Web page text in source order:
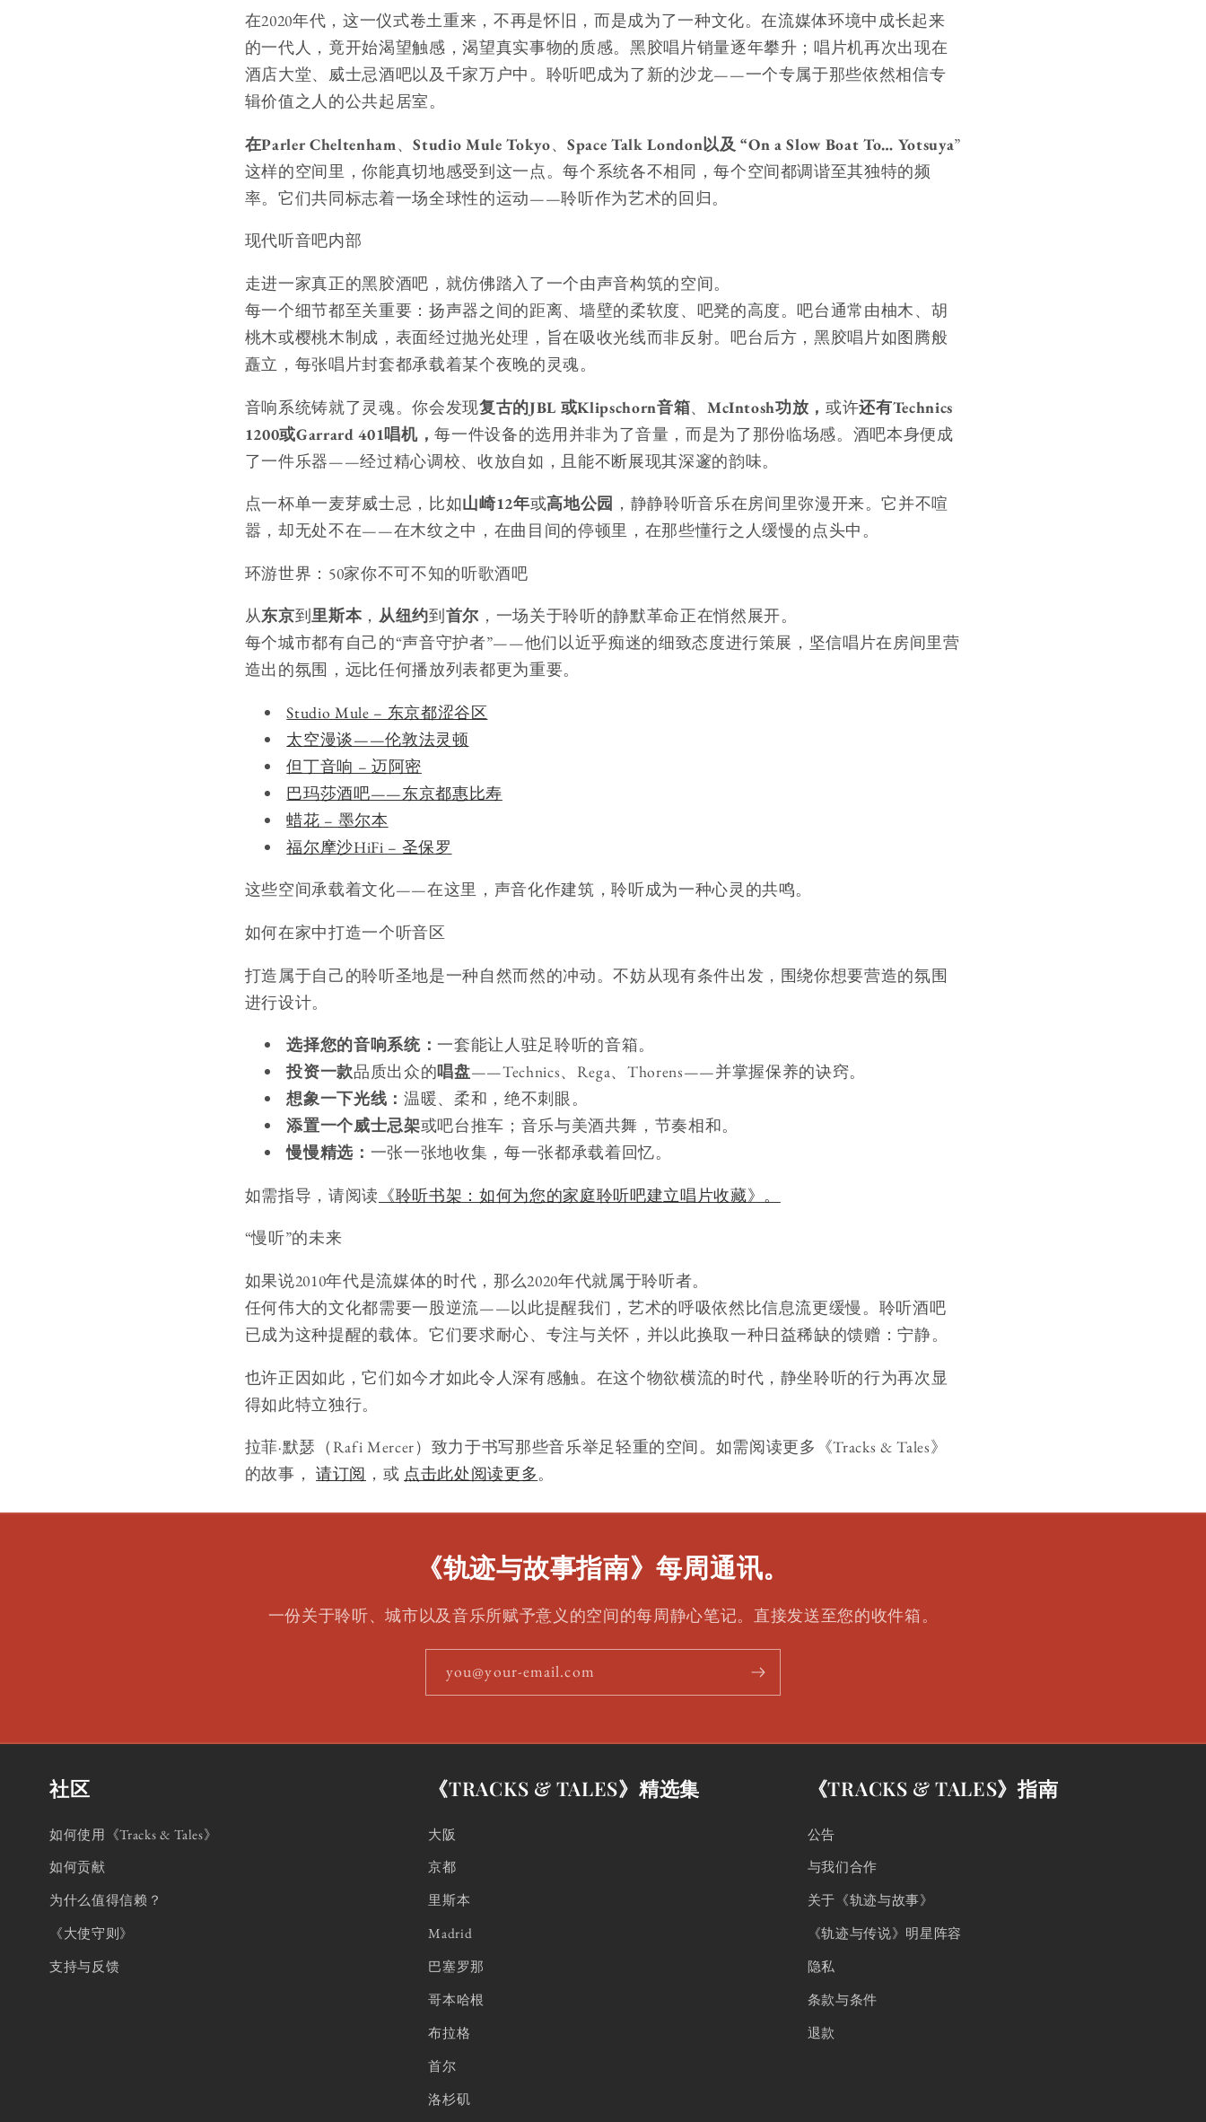
在2020年代，这一仪式卷土重来，不再是怀旧，而是成为了一种文化。在流媒体环境中成长起来
的一代人，竟开始渴望触感，渴望真实事物的质感。黑胶唱片销量逐年攀升；唱片机再次出现在
酒店大堂、威士忌酒吧以及千家万户中。聆听吧成为了新的沙龙——一个专属于那些依然相信专
辑价值之人的公共起居室。
在Parler Cheltenham、Studio Mule Tokyo、Space Talk London以及 “On a Slow Boat To… Yotsuya”
这样的空间里，你能真切地感受到这一点。每个系统各不相同，每个空间都调谐至其独特的频
率。它们共同标志着一场全球性的运动——聆听作为艺术的回归。
现代听音吧内部
走进一家真正的黑胶酒吧，就仿佛踏入了一个由声音构筑的空间。
每一个细节都至关重要：扬声器之间的距离、墙壁的柔软度、吧凳的高度。吧台通常由柚木、胡
桃木或樱桃木制成，表面经过抛光处理，旨在吸收光线而非反射。吧台后方，黑胶唱片如图腾般
矗立，每张唱片封套都承载着某个夜晚的灵魂。
音响系统铸就了灵魂。你会发现复古的JBL 或Klipschorn音箱、 McIntosh功放，或许还有Technics
1200或Garrard 401唱机，每一件设备的选用并非为了音量，而是为了那份临场感。酒吧本身便成
了一件乐器——经过精心调校、收放自如，且能不断展现其深邃的韵味。
点一杯单一麦芽威士忌，比如山崎12年或高地公园 ，静静聆听音乐在房间里弥漫开来。它并不喧
嚣，却无处不在——在木纹之中，在曲目间的停顿里，在那些懂行之人缓慢的点头中。
环游世界：50家你不可不知的听歌酒吧
从东京到里斯本， 从纽约到首尔 ，一场关于聆听的静默革命正在悄然展开。
每个城市都有自己的“声音守护者”——他们以近乎痴迷的细致态度进行策展，坚信唱片在房间里营
造出的氛围，远比任何播放列表都更为重要。
Studio Mule – 东京都涩谷区
太空漫谈——伦敦法灵顿
但丁音响 – 迈阿密
巴玛莎酒吧——东京都惠比寿
蜡花 – 墨尔本
福尔摩沙HiFi – 圣保罗
这些空间承载着文化——在这里，声音化作建筑，聆听成为一种心灵的共鸣。
如何在家中打造一个听音区
打造属于自己的聆听圣地是一种自然而然的冲动。不妨从现有条件出发，围绕你想要营造的氛围
进行设计。
选择您的音响系统：一套能让人驻足聆听的音箱。
投资一款品质出众的唱盘——Technics、Rega、Thorens——并掌握保养的诀窍。
想象一下光线： 温暖、柔和，绝不刺眼。
添置一个威士忌架或吧台推车；音乐与美酒共舞，节奏相和。
慢慢精选： 一张一张地收集，每一张都承载着回忆。
如需指导，请阅读 《聆听书架：如何为您的家庭聆听吧建立唱片收藏》。
“慢听”的未来
如果说2010年代是流媒体的时代，那么2020年代就属于聆听者。
任何伟大的文化都需要一股逆流——以此提醒我们，艺术的呼吸依然比信息流更缓慢。聆听酒吧
已成为这种提醒的载体。它们要求耐心、专注与关怀，并以此换取一种日益稀缺的馈赠：宁静。
也许正因如此，它们如今才如此令人深有感触。在这个物欲横流的时代，静坐聆听的行为再次显
得如此特立独行。
拉菲·默瑟（Rafi Mercer）致力于书写那些音乐举足轻重的空间。如需阅读更多《Tracks & Tales》
的故事，请订阅 ，或 点击此处阅读更多。
《轨迹与故事指南》每周通讯。
一份关于聆听、城市以及音乐所赋予意义的空间的每周静心笔记。直接发送至您的收件箱。
you@your-email.com
社区
如何使用《Tracks & Tales》
如何贡献
为什么值得信赖？
《大使守则》
支持与反馈
《TRACKS & TALES》精选集
大阪
京都
里斯本
Madrid
巴塞罗那
哥本哈根
布拉格
首尔
洛杉矶
《TRACKS & TALES》指南
公告
与我们合作
关于《轨迹与故事》
《轨迹与传说》明星阵容
隐私
条款与条件
退款